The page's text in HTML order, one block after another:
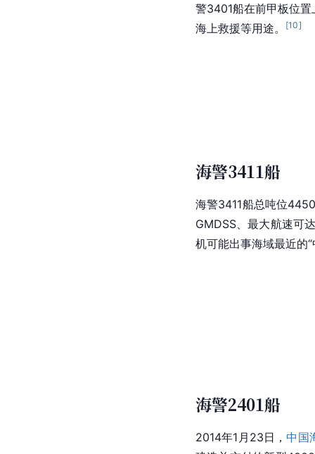
警3401船在前甲板位
海上救援等用途。
[10]
海警3411船
海警3411船总吨位
GMDSS、最大航速可
机可能出事海域最近的
海警2401船
2014年1月23日，中国